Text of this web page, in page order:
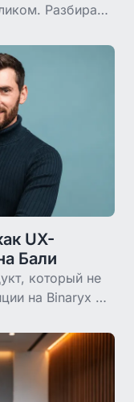
Разбираем
UX-
Бали
который не
на Binaryx —